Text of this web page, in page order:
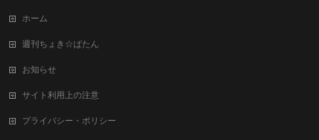
ホーム
週刊ちょき☆ぱたん
お知らせ
サイト利用上の注意
プライバシー・ポリシー